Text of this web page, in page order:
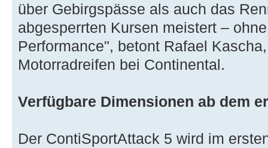
über Gebirgspässe als auch das
abgesperrten Kursen meistert –
Performance", betont Rafael
Motorradreifen bei Continental.
Verfügbare Dimensionen ab dem
Der ContiSportAttack 5 wird im